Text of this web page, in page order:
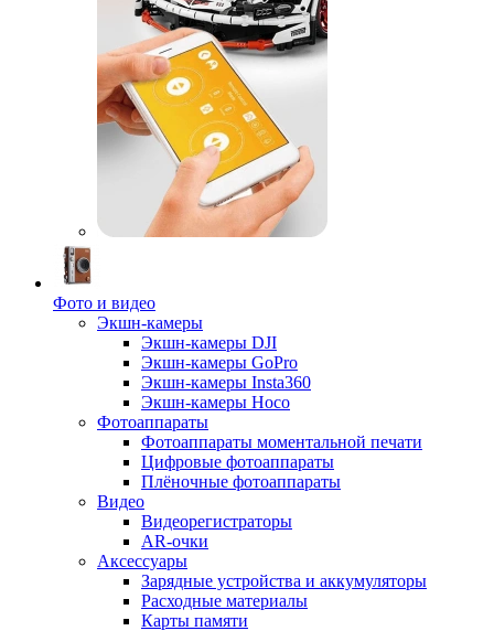
Фото и видео
Экшн-камеры
Экшн-камеры DJI
Экшн-камеры GoPro
Экшн-камеры Insta360
Экшн-камеры Hoco
Фотоаппараты
Фотоаппараты моментальной печати
Цифровые фотоаппараты
Плёночные фотоаппараты
Видео
Видеорегистраторы
AR-очки
Аксессуары
Зарядные устройства и аккумуляторы
Расходные материалы
Карты памяти